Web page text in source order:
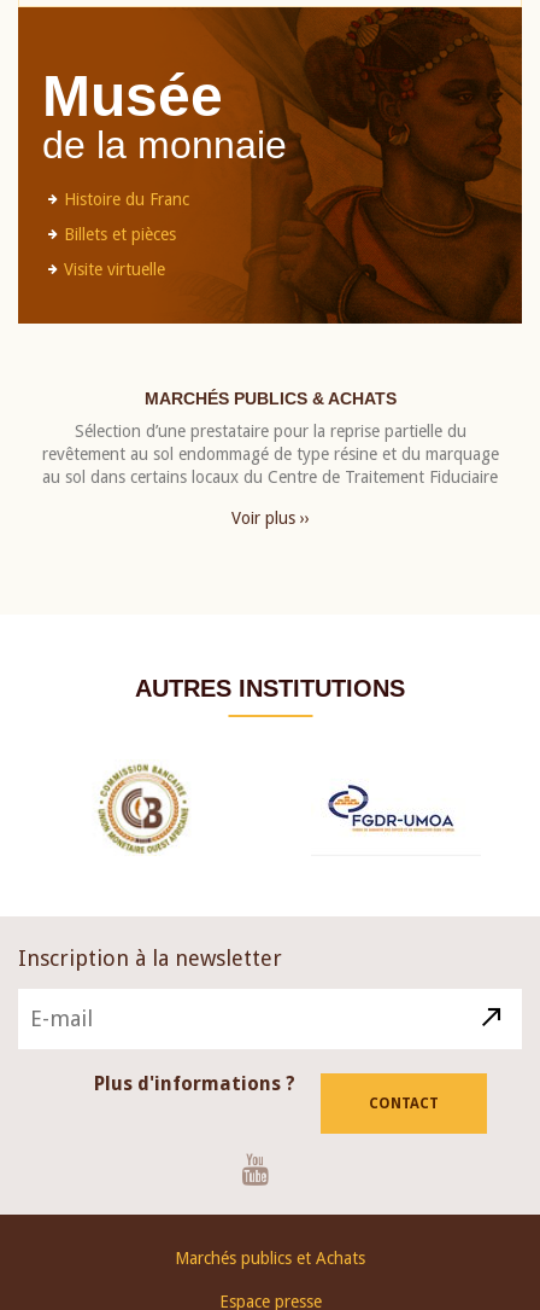
Musée
de la monnaie
Histoire du Franc
Billets et pièces
Visite virtuelle
MARCHÉS PUBLICS & ACHATS
Sélection d’une prestataire pour la reprise partielle du
revêtement au sol endommagé de type résine et du marquage
au sol dans certains locaux du Centre de Traitement Fiduciaire
Voir plus ››
AUTRES INSTITUTIONS
Inscription à la newsletter
Plus d'informations ?
CONTACT
Marchés publics et Achats
Espace presse